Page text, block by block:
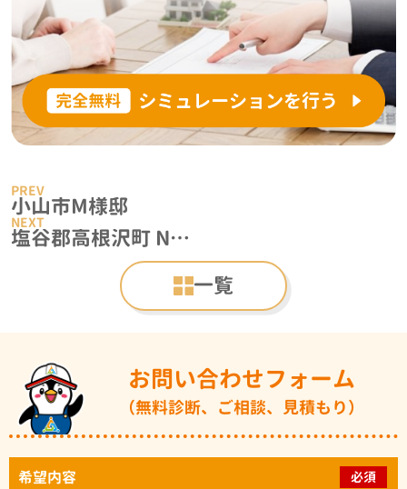
小山市M様邸
一覧
塩谷郡高根沢町 N様邸
お問い合わせフォーム
（無料診断、ご相談、見積もり）
希望内容 必須